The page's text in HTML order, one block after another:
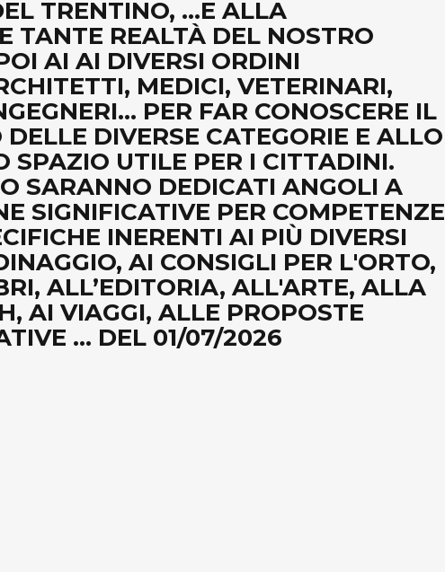
TRENTINO, ...E ALLA
TANTE REALTÀ DEL NOSTRO
AI AI DIVERSI ORDINI
MEDICI, VETERINARI,
PER FAR CONOSCERE IL
DIVERSE CATEGORIE E ALLO
SPAZIO UTILE PER I CITTADINI.
SARANNO DEDICATI ANGOLI A
SIGNIFICATIVE PER COMPETENZE
INERENTI AI PIÙ DIVERSI
AI CONSIGLI PER L'ORTO,
ALL’EDITORIA, ALL'ARTE, ALLA
AI VIAGGI, ALLE PROPOSTE
... DEL 01/07/2026